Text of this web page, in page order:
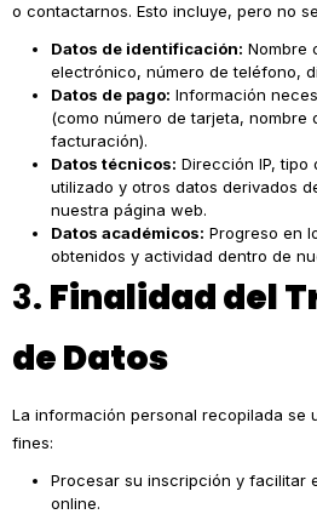
o contactarnos. Esto incluye, pero no
Datos de identificación: Nombre
electrónico, número de teléfono,
Datos de pago: Información
(como número de tarjeta, nombre
facturación).
Datos técnicos: Dirección IP, tipo
utilizado y otros datos derivados
nuestra página web.
Datos académicos: Progreso en
obtenidos y actividad dentro de
3. Finalidad del
de Datos
La información personal recopilada se
fines:
Procesar su inscripción y facilitar
online.